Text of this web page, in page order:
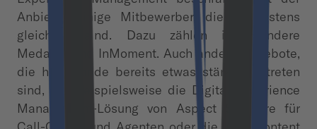
Anbieter einige Mitbewerber, die mindestens
gleichauf sind. Dazu zählen insbesondere
Medallia und InMoment. Auch andere Angebote,
die hierzulande bereits etwas stärker vertreten
sind, wie beispielsweise die Digital Experience
Management-Lösung von Aspect Software für